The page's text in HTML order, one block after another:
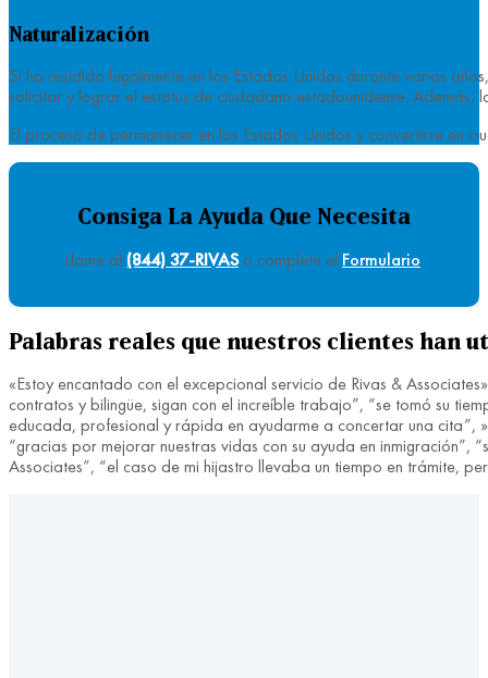
Naturalización
Si ha residido legalmente en los Estados Unidos durante varios
solicitar y lograr el estatus de ciudadano estadounidense.
El proceso de permanecer en los Estados Unidos y convertirse en
Consiga La Ayuda Que Necesita
Llame al (844) 37-RIVASo complete el Formulario.
Palabras reales que nuestros clientes han
«Estoy encantado con el excepcional servicio de Rivas &
contratos y bilingüe, sigan con el increíble trabajo”, “se tomó su
educada, profesional y rápida en ayudarme a concertar una cita”,
“gracias por mejorar nuestras vidas con su ayuda en inmigración”,
Associates”, “el caso de mi hijastro llevaba un tiempo en trámite,